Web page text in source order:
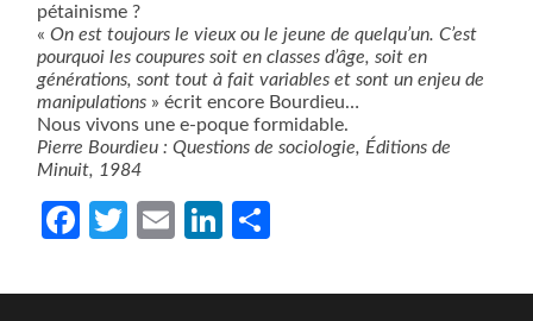
pétainisme ?
«On est toujours le vieux ou le jeune de quelqu’un. C’est
pourquoi les coupures soit en classes d’âge, soit en
générations, sont tout à fait variables et sont un enjeu de
manipulations » écrit encore Bourdieu…
Nous vivons une e-poque formidable.
Pierre Bourdieu : Questions de sociologie, Éditions de
Minuit, 1984
Facebook
Twitter
EmailLinkedIn